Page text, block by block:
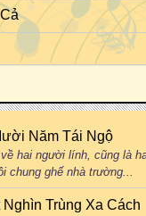
Năm Tái Ngộ
hai người lính, cũng là
chung ghế nhà trường...
Trùng Xa Cách